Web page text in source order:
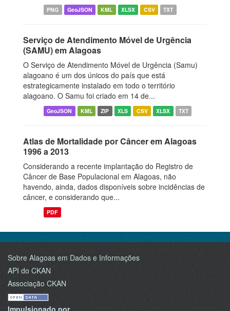
PNG GeoJSON KML XLSX CSV TXT
Serviço de Atendimento Móvel de Urgência
(SAMU) em Alagoas
O Serviço de Atendimento Móvel de Urgência (Samu)
alagoano é um dos únicos do país que está
estrategicamente instalado em todo o território
alagoano. O Samu foi criado em 14 de...
GeoJSON KML ZIP XLS CSV XLSX TXT
Atlas de Mortalidade por Câncer em Alagoas
1996 a 2013
Considerando a recente implantação do Registro de
Câncer de Base Populacional em Alagoas, não
havendo, ainda, dados disponíveis sobre incidências de
câncer, e considerando que...
PDF
Sobre Alagoas em Dados e Informações
API do CKAN
Associação CKAN
Impulsionado por